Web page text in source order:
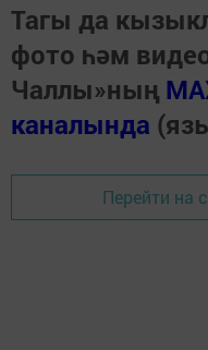
Тагы да
фото һәм
Чаллы»ның
каналында
Перейти на